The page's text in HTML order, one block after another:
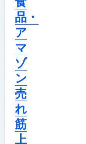
品・
ア
マ
ゾ
ン
売
れ
筋
上